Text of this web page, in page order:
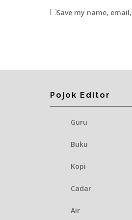
Save my name,
Pojok Editor
Guru
Buku
Kopi
Cadar
Air